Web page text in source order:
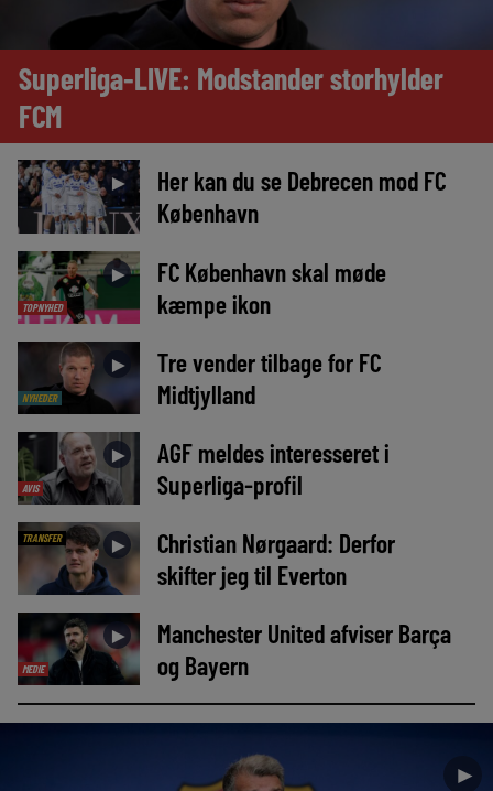
Superliga-LIVE: Modstander storhylder
FCM
►
Her kan du se Debrecen mod FC
København
TOPNYHED
►
FC København skal møde
kæmpe ikon
NYHEDER
►
Tre vender tilbage for FC
Midtjylland
AVIS
►
AGF meldes interesseret i
Superliga-profil
TRANSFER ►
Christian Nørgaard: Derfor
skifter jeg til Everton
MEDIE
►
Manchester United afviser Barça
og Bayern
►